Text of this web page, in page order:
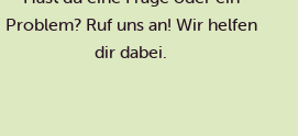
Problem? Ruf uns an! Wir helfen
dir dabei.